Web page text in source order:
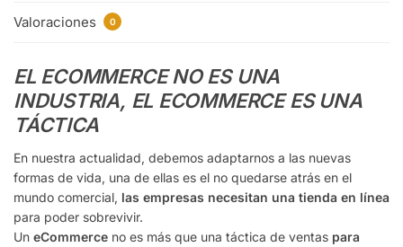
Valoraciones 0
EL ECOMMERCE NO ES UNA
INDUSTRIA, EL ECOMMERCE ES UNA
TÁCTICA
En nuestra actualidad, debemos adaptarnos a las nuevas
formas de vida, una de ellas es el no quedarse atrás en el
mundo comercial, las empresas necesitan una tienda en línea
para poder sobrevivir.
Un eCommerce no es más que una táctica de ventas para